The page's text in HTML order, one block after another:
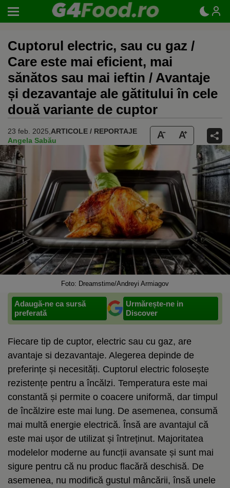
Cuptorul electric, sau cu gaz /
Care este mai eficient, mai
sănătos sau mai ieftin / Avantaje
și dezavantaje ale gătitului în cele
două variante de cuptor
23 feb. 2025, ARTICOLE / REPORTAJE
Angela Sabău
Foto: Dreamstime/Andreyi Armiagov
Adaugă-ne ca sursă
preferată
Urmărește-ne in
Discover
Fiecare tip de cuptor, electric sau cu gaz, are
avantaje si dezavantaje. Alegerea depinde de
preferințe și necesități. Cuptorul electric folosește
rezistențe pentru a încălzi. Temperatura este mai
constantă și permite o coacere uniformă, dar timpul
de încălzire este mai lung. De asemenea, consumă
mai multă energie electrică. Însă are avantajul că
este mai ușor de utilizat și întreținut. Majoritatea
modelelor moderne au funcții avansate și sunt mai
sigure pentru că nu produc flacără deschisă. De
asemenea, nu modifică gustul mâncării, însă unele